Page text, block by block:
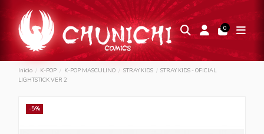
0
Inicio K-POP K-POP MASCULINO STRAY KIDS
STRAY KIDS - OFICIAL
LIGHTSTICK VER 2
-5%